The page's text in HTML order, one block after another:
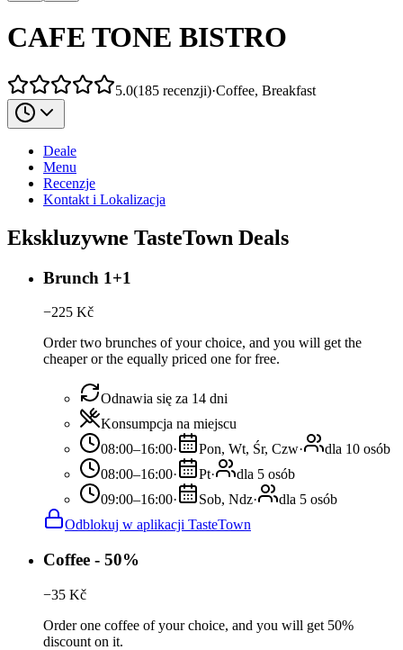
CAFE TONE BISTRO
5.0(185 recenzji)·Coffee, Breakfast
Deale
Menu
Recenzje
Kontakt i Lokalizacja
Ekskluzywne TasteTown Deals
Brunch 1+1
−225 Kč
Order two brunches of your choice, and you will get the
cheaper or the equally priced one for free.
Odnawia się za 14 dni
Konsumpcja na miejscu
08:00–16:00· Pon, Wt, Śr, Czw·
dla 10 osób
08:00–16:00· Pt·
dla 5 osób
09:00–16:00· Sob, Ndz·
dla 5 osób
Odblokuj w aplikacji TasteTown
Coffee - 50%
−35 Kč
Order one coffee of your choice, and you will get 50%
discount on it.